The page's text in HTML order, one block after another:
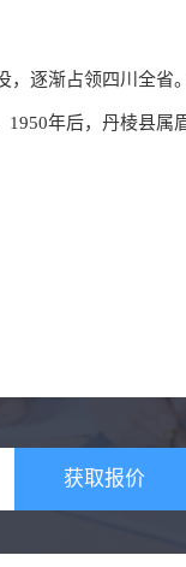
，逐渐占领四川全省
年后，丹棱县属
获取报价